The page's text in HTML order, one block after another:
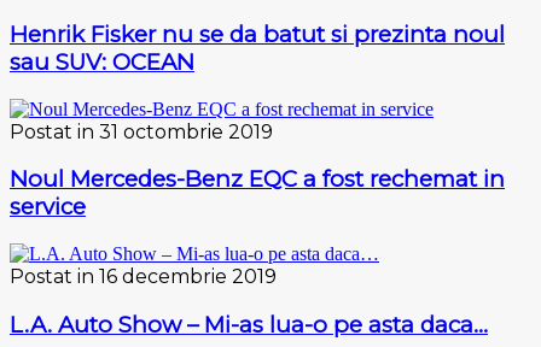
Henrik Fisker nu se da batut si prezinta noul
sau SUV: OCEAN
Postat in 31 octombrie 2019
Noul Mercedes-Benz EQC a fost rechemat in
service
Postat in 16 decembrie 2019
L.A. Auto Show – Mi-as lua-o pe asta daca…